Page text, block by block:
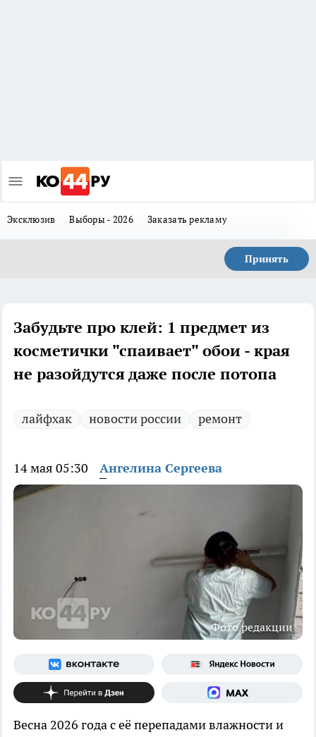
Эксклюзив Выборы - 2026 Заказать рекламу
Принять
Забудьте про клей: 1 предмет из
косметички "спаивает" обои - края
не разойдутся даже после потопа
лайфхак новости россии ремонт
14 мая 05:30 Ангелина Сергеева
Фото редакции
Весна 2026 года с её перепадами влажности и